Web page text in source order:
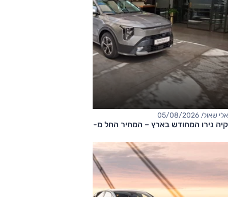
אלי שאולי, 05/08/2026
קיה נירו המחודש בארץ – המחיר החל מ-177,000 שקלים